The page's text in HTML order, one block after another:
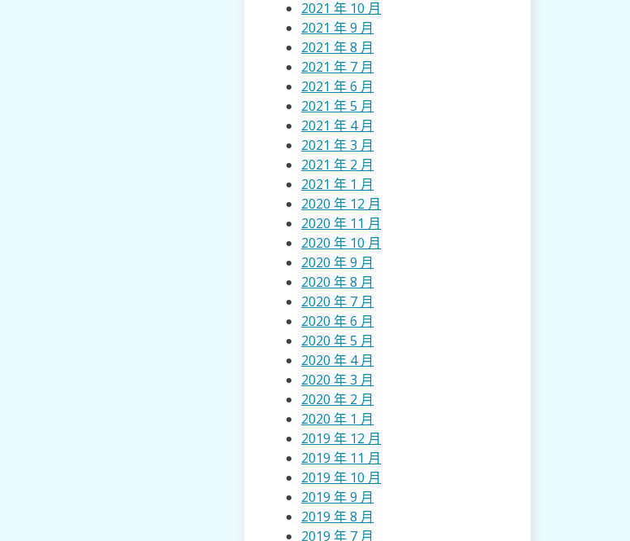
2021 年 10 月
2021 年 9 月
2021 年 8 月
2021 年 7 月
2021 年 6 月
2021 年 5 月
2021 年 4 月
2021 年 3 月
2021 年 2 月
2021 年 1 月
2020 年 12 月
2020 年 11 月
2020 年 10 月
2020 年 9 月
2020 年 8 月
2020 年 7 月
2020 年 6 月
2020 年 5 月
2020 年 4 月
2020 年 3 月
2020 年 2 月
2020 年 1 月
2019 年 12 月
2019 年 11 月
2019 年 10 月
2019 年 9 月
2019 年 8 月
2019 年 7 月